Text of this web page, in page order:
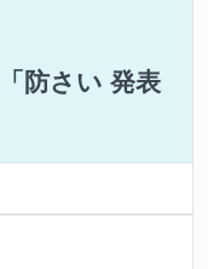
防さい 発表